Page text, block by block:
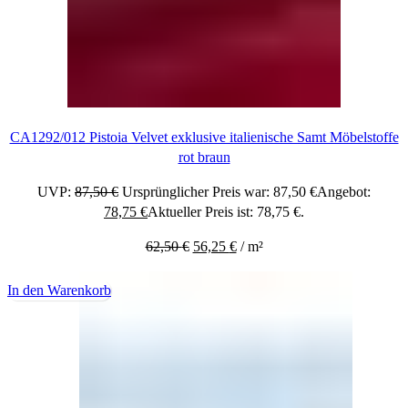
CA1292/012 Pistoia Velvet exklusive italienische Samt Möbelstoffe
rot braun
UVP: 87,50€ Ursprünglicher Preis war: 87,50 €Angebot:
78,75 €Aktueller Preis ist: 78,75 €.
62,50€ 56,25 €/m²
In den Warenkorb